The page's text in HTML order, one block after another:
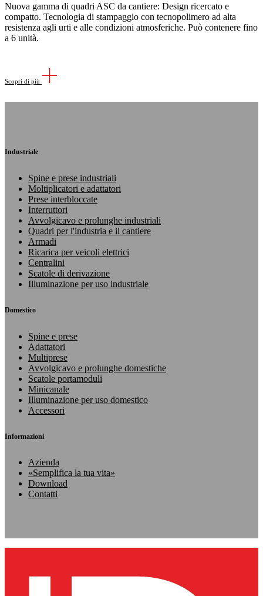
Nuova gamma di quadri ASC da cantiere: Design ricercato e
compatto. Tecnologia di stampaggio con tecnopolimero ad alta
resistenza agli urti e alle condizioni atmosferiche. Può contenere fino
a 6 unità.
Scopri di più
Industriale
Spine e prese industriali
Moltiplicatori e adattatori
Prese interbloccate
Interruttori
Avvolgicavo e prolunghe industriali
Quadri per l'industria e il cantiere
Armadi
Ricarica per veicoli elettrici
Centralini
Scatole di derivazione
Illuminazione per uso industriale
Domestico
Spine e prese
Adattatori
Multiprese
Avvolgicavo e prolunghe domestiche
Scatole portamoduli
Minicanale
Illuminazione per uso domestico
Accessori
Informazioni
Azienda
«Semplifica la tua vita»
Download
Contatti